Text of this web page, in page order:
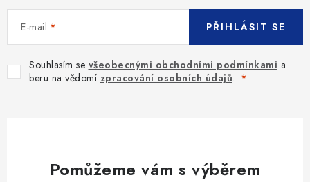
E-mail
Souhlasím se všeobecnými obchodními podmínkami a
beru na vědomí zpracování osobních údajů.
PŘIHLÁSIT SE
Pomůžeme vám s výběrem